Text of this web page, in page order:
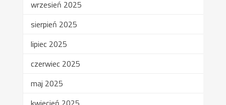
wrzesień 2025
sierpień 2025
lipiec 2025
czerwiec 2025
maj 2025